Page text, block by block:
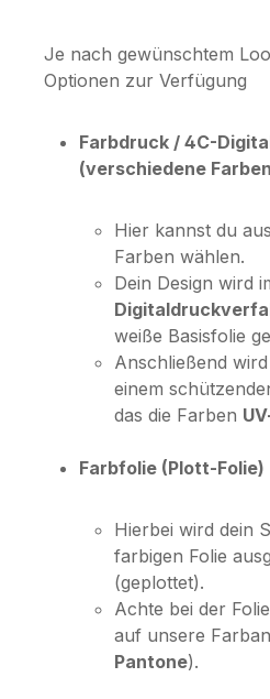
Je nach gewünschtem
Optionen zur Verfügung
Farbdruck / 4C-
(verschiedene
Hier kannst du
Farben wählen.
Dein Design wird
weiße Basisfolie
Anschließend
einem
das die Farben
Farbfolie (Plott-Folie)
Hierbei wird dein
farbigen Folie
(geplottet).
Achte bei der
auf unsere
Pantone).